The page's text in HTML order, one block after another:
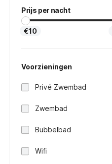
Prijs per nacht
€10
Voorzieningen
Privé Zwembad
Zwembad
Bubbelbad
Wifi